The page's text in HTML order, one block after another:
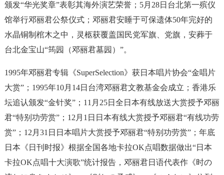
颁发“华光奖章”表彰其海外演艺荣誉；5月28日台北第一殡仪
馆举行邓丽君公祭仪式；邓丽君安睡于可保遗体50年完好的
水晶铜制棺木之中，灵柩获覆盖国民党军旗、党旗，安葬于
台北金宝山“筠园（邓丽君墓园）”。
1995年邓丽君专辑《SuperSelection》获日本唱片协会“金唱片
大赏”；1995年10月14日台湾邓丽君文教基金会成立；香港乐
坛追认颁发“金针奖”；11月25日全日本有线放送大赏授予邓丽
君“特别功劳赏”；12月1日日本有线大赏授予邓丽君“有线功劳
赏”；12月31日日本唱片大赏授予邓丽君“特别功劳赏”；年底
日本《日刊时报》根据全国各地卡拉OK点唱数据做出“日本
卡拉OK点唱十大演歌”统计报告，邓丽君日语代表作《时の